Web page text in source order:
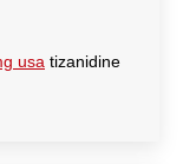
usa tizanidine